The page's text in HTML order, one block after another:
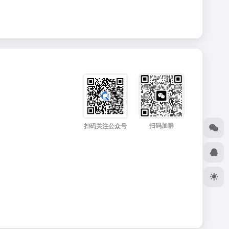
扫码关注公众号 扫码加群